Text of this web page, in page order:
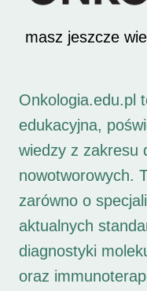
masz jeszcze
Onkologia.edu.pl
edukacyjna,
wiedzy z zakresu
nowotworowych.
zarówno o
aktualnych
diagnostyki
oraz